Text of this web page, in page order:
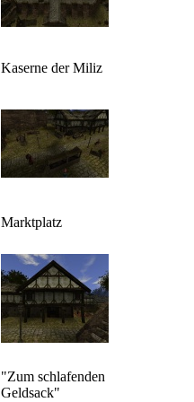
Kaserne der Miliz
Marktplatz
"Zum schlafenden
Geldsack"